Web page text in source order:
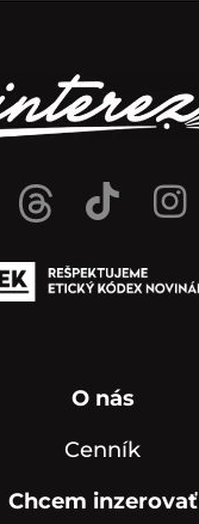
O nás
Cenník
Chcem inzerovať